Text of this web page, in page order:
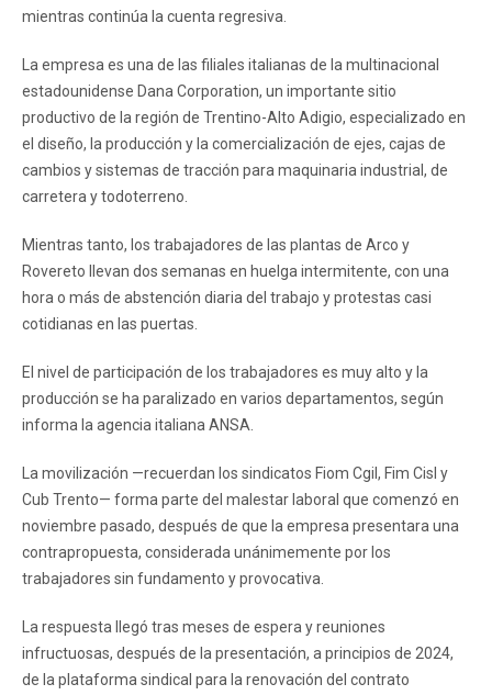
mientras continúa la cuenta regresiva.
La empresa es una de las filiales italianas de la multinacional
estadounidense Dana Corporation, un importante sitio
productivo de la región de Trentino-Alto Adigio, especializado en
el diseño, la producción y la comercialización de ejes, cajas de
cambios y sistemas de tracción para maquinaria industrial, de
carretera y todoterreno.
Mientras tanto, los trabajadores de las plantas de Arco y
Rovereto llevan dos semanas en huelga intermitente, con una
hora o más de abstención diaria del trabajo y protestas casi
cotidianas en las puertas.
El nivel de participación de los trabajadores es muy alto y la
producción se ha paralizado en varios departamentos, según
informa la agencia italiana ANSA.
La movilización —recuerdan los sindicatos Fiom Cgil, Fim Cisl y
Cub Trento— forma parte del malestar laboral que comenzó en
noviembre pasado, después de que la empresa presentara una
contrapropuesta, considerada unánimemente por los
trabajadores sin fundamento y provocativa.
La respuesta llegó tras meses de espera y reuniones
infructuosas, después de la presentación, a principios de 2024,
de la plataforma sindical para la renovación del contrato